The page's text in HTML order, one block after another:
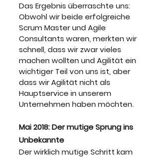
Das Ergebnis überraschte uns:
Obwohl wir beide erfolgreiche
Scrum Master und Agile
Consultants waren, merkten wir
schnell, dass wir zwar vieles
machen wollten und Agilität ein
wichtiger Teil von uns ist, aber
dass wir Agilität nicht als
Hauptservice in unserem
Unternehmen haben möchten.
Mai 2018: Der mutige Sprung ins
Unbekannte
Der wirklich mutige Schritt kam